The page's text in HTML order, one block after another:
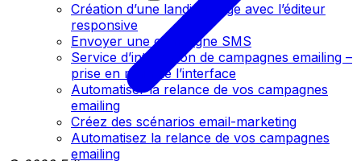
Création d’une landing page avec l’éditeur
responsive
Envoyer une campagne SMS
Service d’intégration de campagnes emailing –
prise en main de l’interface
Automatiser la relance de vos campagnes
emailing
Créez des scénarios email-marketing
Automatisez la relance de vos campagnes
emailing